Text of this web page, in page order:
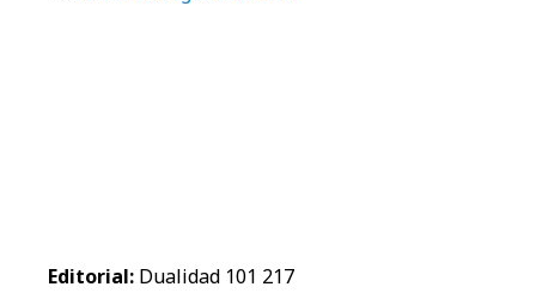
Editorial: Dualidad 101 217